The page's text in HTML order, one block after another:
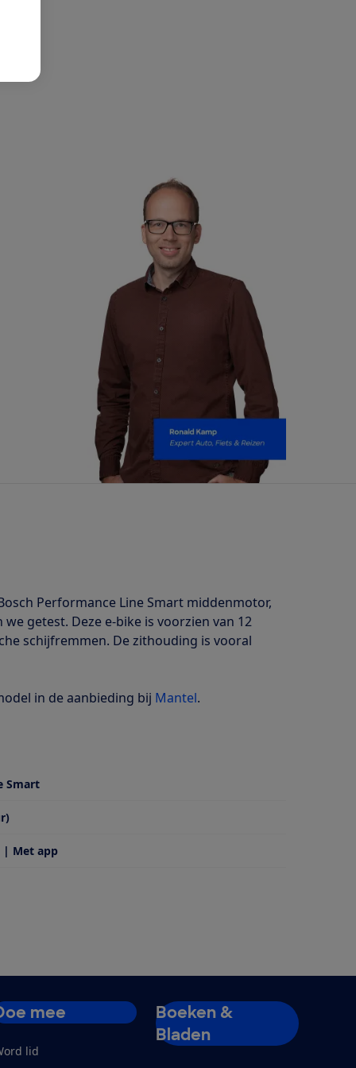
Performance Line Smart middenmotor,
getest. Deze e-bike is voorzien van 12
schijfremmen. De zithouding is vooral
in de aanbieding bij Mantel.
Smart
| Met app
mee
lid
Boeken &
Bladen